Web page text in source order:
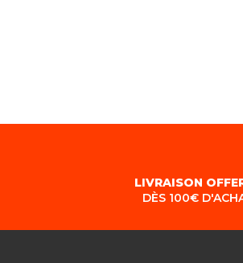
LIVRAISON
DÈS 100€